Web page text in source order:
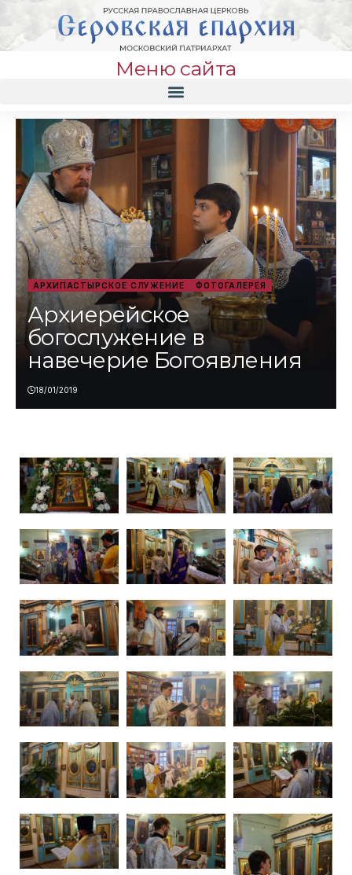
Меню сайта
АРХИПАСТЫРСКОЕ СЛУЖЕНИЕ ФОТОГАЛЕРЕЯ
Архиерейское
богослужение в
навечерие Богоявления
18/01/2019